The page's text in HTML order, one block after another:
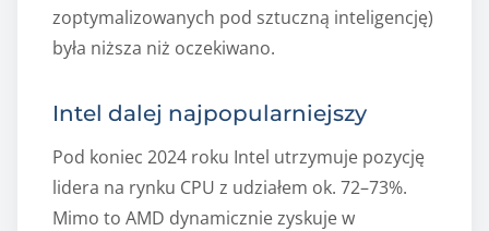
zoptymalizowanych pod sztuczną inteligencję)
była niższa niż oczekiwano.
Intel dalej najpopularniejszy
Pod koniec 2024 roku Intel utrzymuje pozycję
lidera na rynku CPU z udziałem ok. 72–73%.
Mimo to AMD dynamicznie zyskuje w